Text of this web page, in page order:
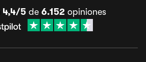
4,4/5 de 6.152 opiniones